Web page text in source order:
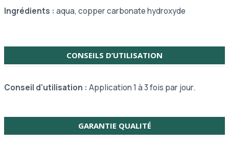
Ingrédients : aqua, copper carbonate hydroxyde
CONSEILS D’UTILISATION
Conseil d'utilisation : Application 1 à 3 fois par jour.
GARANTIE QUALITÉ